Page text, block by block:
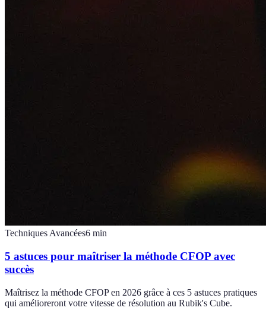
Techniques Avancées6 min
5 astuces pour maîtriser la méthode CFOP avec
succès
Maîtrisez la méthode CFOP en 2026 grâce à ces 5 astuces pratiques
qui amélioreront votre vitesse de résolution au Rubik's Cube.